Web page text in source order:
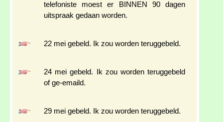
telefoniste moest er BINNEN 90 dagen
uitspraak gedaan worden.
22 mei gebeld. Ik zou worden teruggebeld.
24 mei gebeld. Ik zou worden teruggebeld
of ge-emaild.
29 mei gebeld. Ik zou worden teruggebeld.